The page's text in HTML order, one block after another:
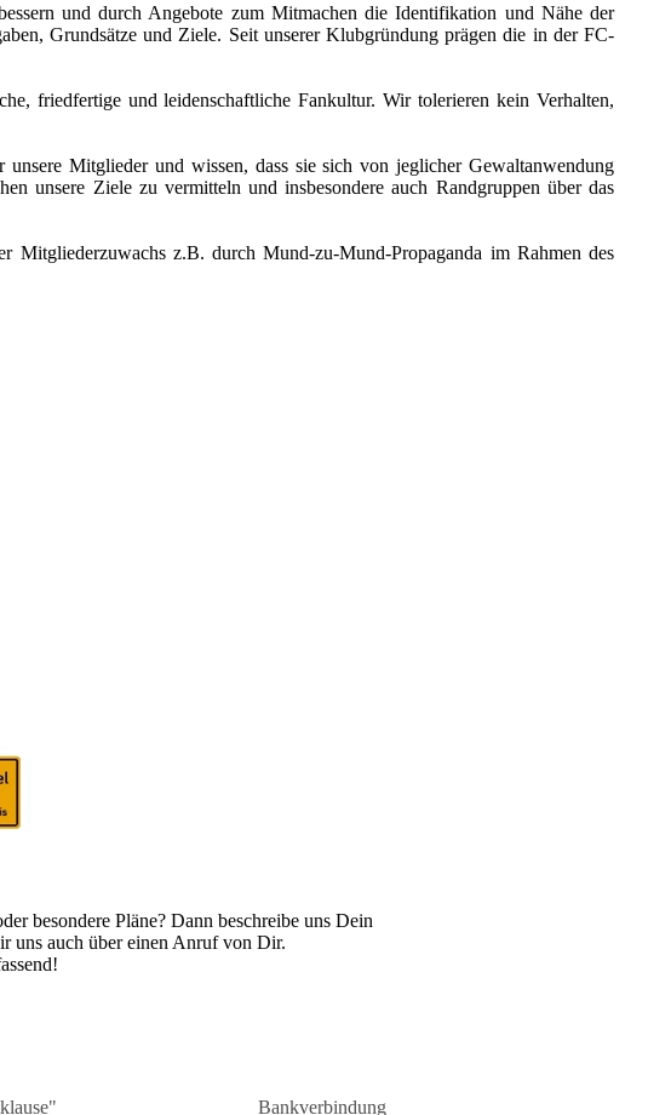
und durch Angebote zum Mitmachen die Identifikation und Nähe der
Grundsätze und Ziele. Seit unserer Klubgründung prägen die in der FC-
friedfertige und leidenschaftliche Fankultur. Wir tolerieren kein Verhalten,
Mitglieder und wissen, dass sie sich von jeglicher Gewaltanwendung
unsere Ziele zu vermitteln und insbesondere auch Randgruppen über das
Mitgliederzuwachs z.B. durch Mund-zu-Mund-Propaganda im Rahmen des
besondere Pläne? Dann beschreibe uns Dein
uns auch über einen Anruf von Dir.
Bankverbindung